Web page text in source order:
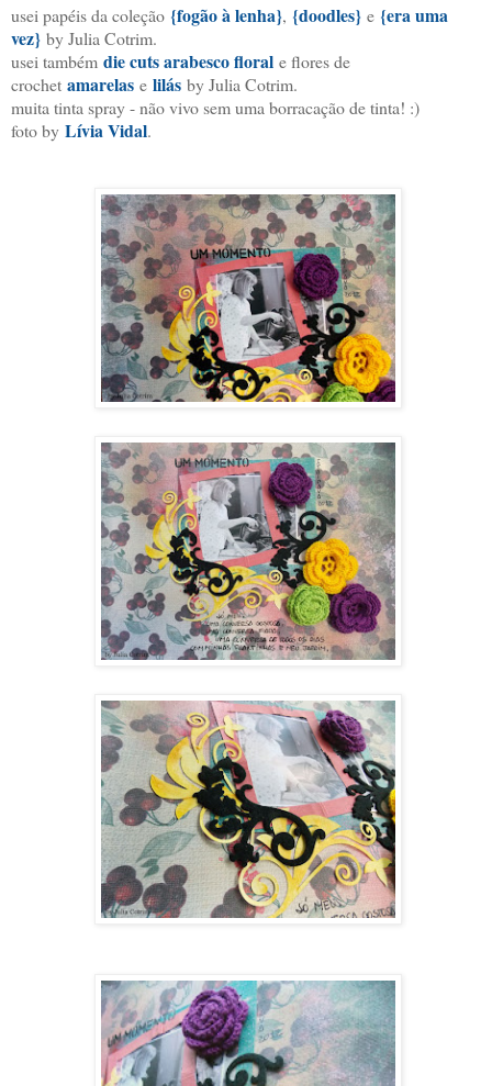
usei papéis da coleção {fogão à lenha}, {doodles} e {era uma
vez} by Julia Cotrim.
usei também die cuts arabesco floral e flores de
crochet amarelas e lilás by Julia Cotrim.
muita tinta spray - não vivo sem uma borracação de tinta! :)
foto by Lívia Vidal.